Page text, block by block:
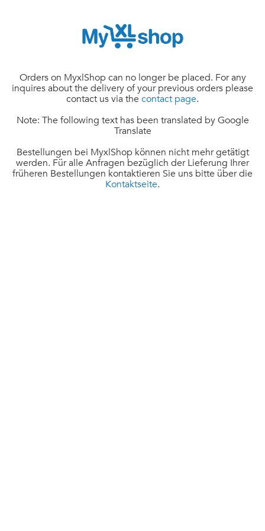
Orders on MyxlShop can no longer be placed. For any
inquires about the delivery of your previous orders please
contact us via the contact page.
Note: The following text has been translated by Google
Translate
Bestellungen bei MyxlShop können nicht mehr getätigt
werden. Für alle Anfragen bezüglich der Lieferung Ihrer
früheren Bestellungen kontaktieren Sie uns bitte über die
Kontaktseite.